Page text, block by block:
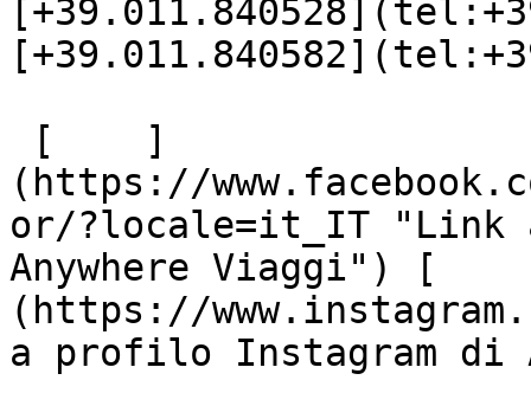
(https://
or/?locale=it_IT "Link
Anywhere Viaggi") [
(https://
a profilo Instagram di